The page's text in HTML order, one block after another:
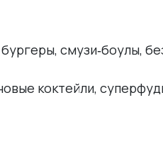
смузи‑боулы,
коктейли,